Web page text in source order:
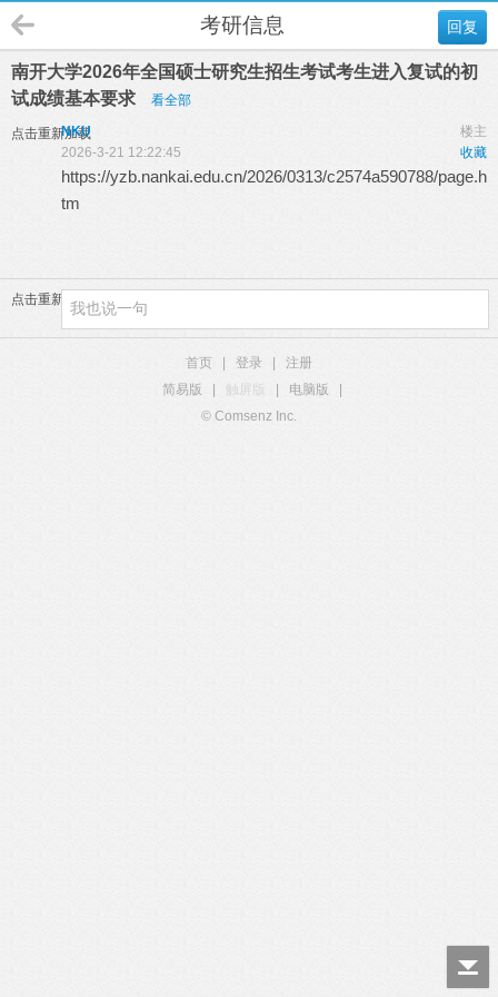
回复
考研信息
南开大学2026年全国硕士研究生招生考试考生进入复试的初
试成绩基本要求
看全部
点击重新加载 楼主
NKU
收藏
2026-3-21 12:22:45
https://yzb.nankai.edu.cn/2026/0313/c2574a590788/page.h
tm
点击重新加载
首页 登录
注册
简易版
触屏版 电脑版
© Comsenz Inc.